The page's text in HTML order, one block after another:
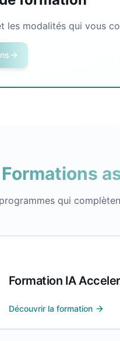
modalités qui vous
Formations
qui
Formation IA
Découvrir la formation